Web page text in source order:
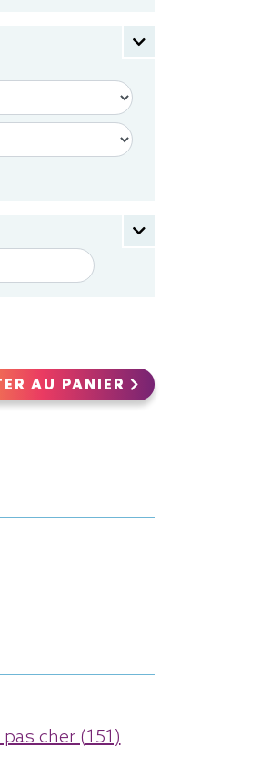
AU PANIER
cher (151)